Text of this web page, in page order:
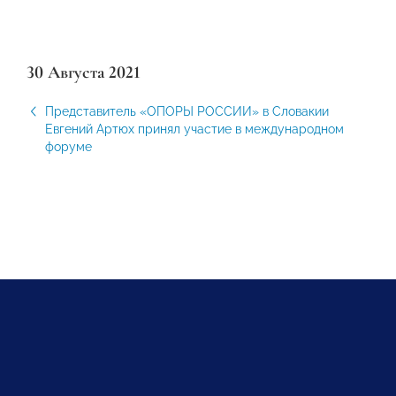
30 Августа 2021
Представитель «ОПОРЫ РОССИИ» в Словакии
Евгений Артюх принял участие в международном
форуме